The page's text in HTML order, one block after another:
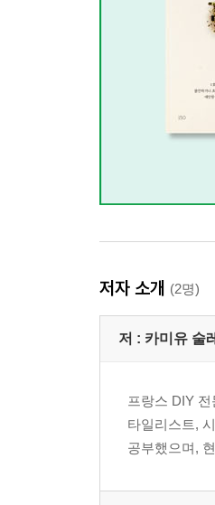
저자 소개 (2명)
저 : 카미유 술
프랑스 DIY
타일리스트,
공부했으며,